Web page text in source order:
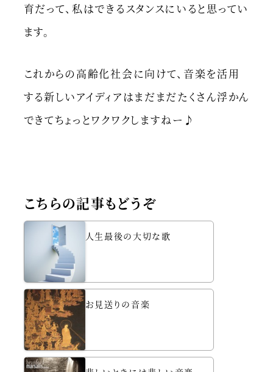
育だって、私はできるスタンスにいると思ってい
ます。
これからの高齢化社会に向けて、音楽を活用
する新しいアイディアはまだまだたくさん浮かん
できてちょっとワクワクしますねー♪
こちらの記事もどうぞ
人生最後の大切な歌
お見送りの音楽